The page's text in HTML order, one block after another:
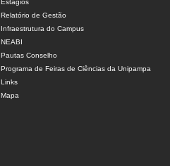
Relatório de Gestão
Infraestrutura do Campus
NEABI
Pautas Conselho
Programa de Feiras de Ciências da Unipampa
Links
Mapa